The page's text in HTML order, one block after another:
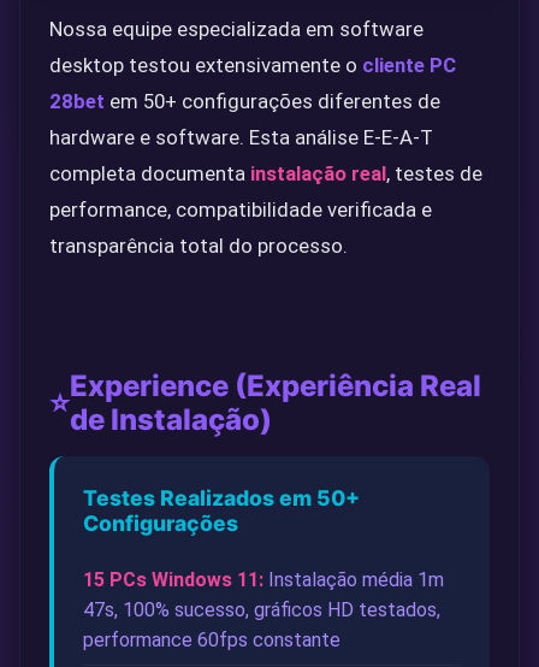
Nossa equipe especializada em software
desktop testou extensivamente o cliente PC
28bet em 50+ configurações diferentes de
hardware e software. Esta análise E-E-A-T
completa documenta instalação real, testes de
performance, compatibilidade verificada e
transparência total do processo.
⭐Experience (Experiência Real
de Instalação)
Testes Realizados em 50+
Configurações
15 PCs Windows 11: Instalação média 1m
47s, 100% sucesso, gráficos HD testados,
performance 60fps constante